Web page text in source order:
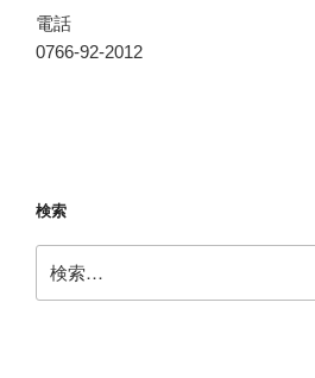
電話
0766-92-2012
検索
索: